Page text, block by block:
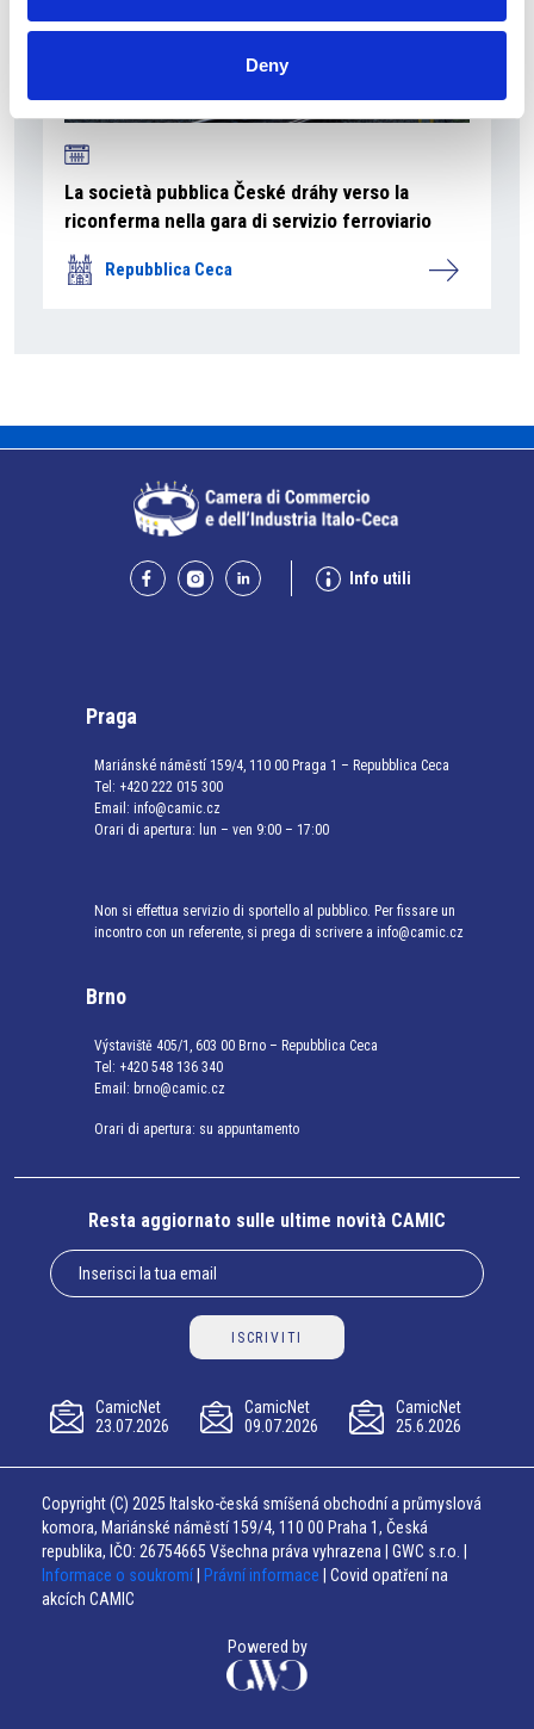
Deny
La società pubblica České dráhy verso la
riconferma nella gara di servizio ferroviario
Repubblica Ceca
Info utili
Praga
Mariánské náměstí 159/4, 110 00 Praga 1 – Repubblica Ceca
Tel: +420 222 015 300
Email: info@camic.cz
Orari di apertura: lun – ven 9:00 – 17:00
Non si effettua servizio di sportello al pubblico. Per fissare un
incontro con un referente, si prega di scrivere a info@camic.cz
Brno
Výstaviště 405/1, 603 00 Brno – Repubblica Ceca
Tel: +420 548 136 340
Email: brno@camic.cz
Orari di apertura: su appuntamento
Resta aggiornato sulle ultime novità CAMIC
ISCRIVITI
CamicNet
23.07.2026
CamicNet
09.07.2026
CamicNet
25.6.2026
Copyright (C) 2025 Italsko-česká smíšená obchodní a průmyslová
komora, Mariánské náměstí 159/4, 110 00 Praha 1, Česká
republika, IČO: 26754665 Všechna práva vyhrazena | GWC s.r.o. |
Informace o soukromí
Právní informace | Covid opatření na
akcích CAMIC
Powered by